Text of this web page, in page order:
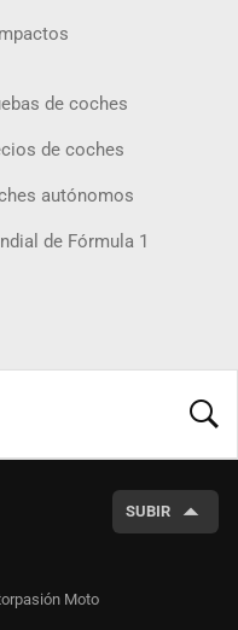
de coches
de coches
autónomos
de Fórmula 1
SUBIR
Moto